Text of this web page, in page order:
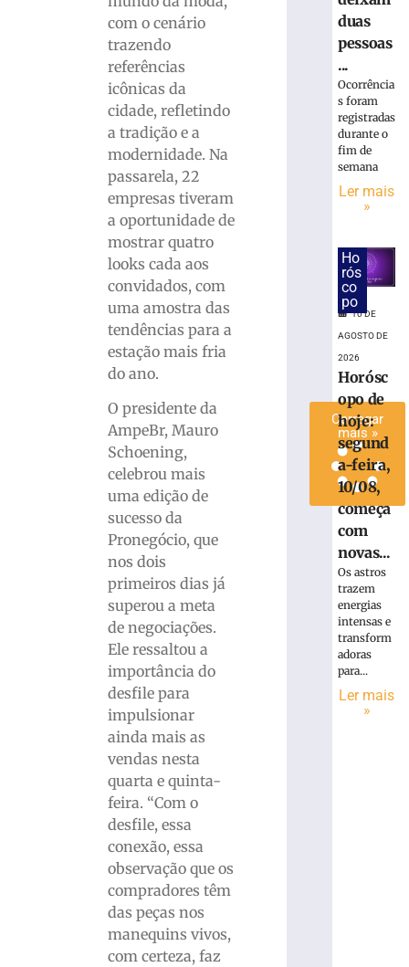
com o cenário
trazendo
referências
icônicas da
cidade, refletindo
a tradição e a
modernidade. Na
passarela, 22
empresas tiveram
a oportunidade de
mostrar quatro
looks cada aos
convidados, com
uma amostra das
tendências para a
estação mais fria
do ano.
O presidente da
AmpeBr, Mauro
Schoening,
celebrou mais
uma edição de
sucesso da
Pronegócio, que
nos dois
primeiros dias já
superou a meta
de negociações.
Ele ressaltou a
importância do
desfile para
impulsionar
ainda mais as
vendas nesta
quarta e quinta-
feira. “Com o
desfile, essa
conexão, essa
observação que os
compradores têm
das peças nos
manequins vivos,
com certeza, faz
mais
Pronegócio:
AmpeBr
projeta
positivas
rodada
agosto
mais
Carregar
mais »
duas
pessoas
...
Ocorrência
s foram
registradas
durante o
fim de
semana
Ler mais
»
Ho
rós
co
po
10 DE
AGOSTO DE
2026
Horósc
opo de
hoje:
segund
a-feira,
10/08,
começa
com
novas...
Os astros
trazem
energias
intensas e
transform
adoras
para...
Ler mais
»